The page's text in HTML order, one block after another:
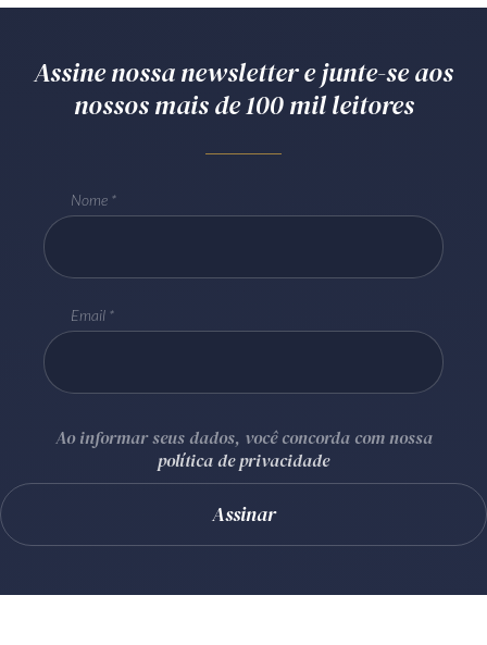
Assine nossa newsletter e junte-se aos
nossos mais de 100 mil leitores
Nome
Email
Ao informar seus dados, você concorda com nossa
política de privacidade